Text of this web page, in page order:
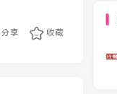
分享 收藏